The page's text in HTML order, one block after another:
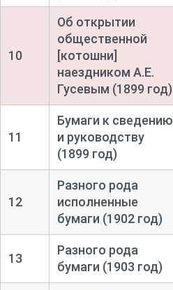
10
Об открытии
общественной
[котошни]
наездником А.Е.
Гусевым (1899 год)
11
Бумаги к сведению
и руководству
(1899 год)
12
Разного рода
исполненные
бумаги (1902 год)
13
Разного рода
бумаги (1903 год)